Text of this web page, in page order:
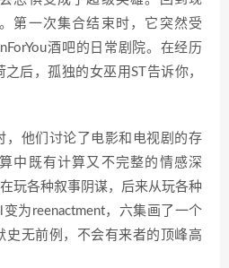
第一次集合结束时，它突然受
酒吧的日常剧院。在经历
之后，孤独的女巫用ST告诉你，
，他们讨论了电影和电视剧的存
中既有计算又不完整的情感深
玩各种叙事阴谋，后来从玩各种
为reenactment，六集画了一个
史无前例，不会有来者的顶峰高